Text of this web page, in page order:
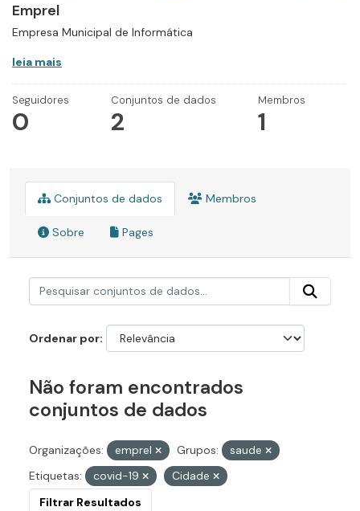
Emprel
Empresa Municipal de Informática
leia mais
Seguidores
0
Conjuntos de dados
2
Membros
1
Conjuntos de dados Membros
Sobre Pages
Ordenar por
Não foram encontrados
conjuntos de dados
Organizações: emprel Grupos:
saude
Etiquetas:
covid-19
Cidade
Filtrar Resultados